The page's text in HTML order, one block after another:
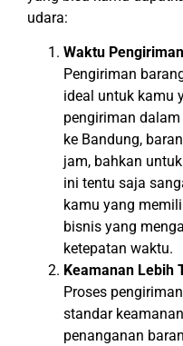
udara:
Waktu
Pengiriman
ideal untuk kamu
pengiriman
ke Bandung,
jam, bahkan
ini tentu saja
kamu yang
bisnis yang
ketepatan waktu.
Keamanan Lebih
Proses
standar
penanganan